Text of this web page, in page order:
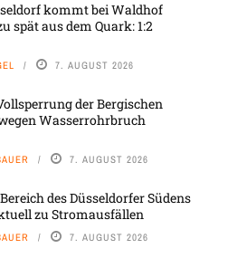
kommt bei Waldhof
spät aus dem Quark: 1:2
7. AUGUST 2026
der Bergischen
Wasserrohrbruch
7. AUGUST 2026
des Düsseldorfer Südens
zu Stromausfällen
7. AUGUST 2026